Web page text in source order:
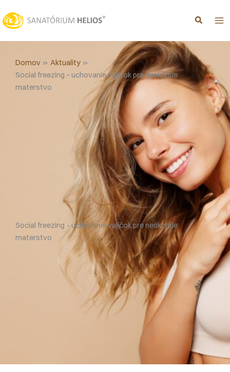
na
obsah
Domov
Aktuality
Social freezing – uchovanie vajíčok pre neskoršie
materstvo
Social freezing – uchovanie vajíčok pre neskoršie
materstvo